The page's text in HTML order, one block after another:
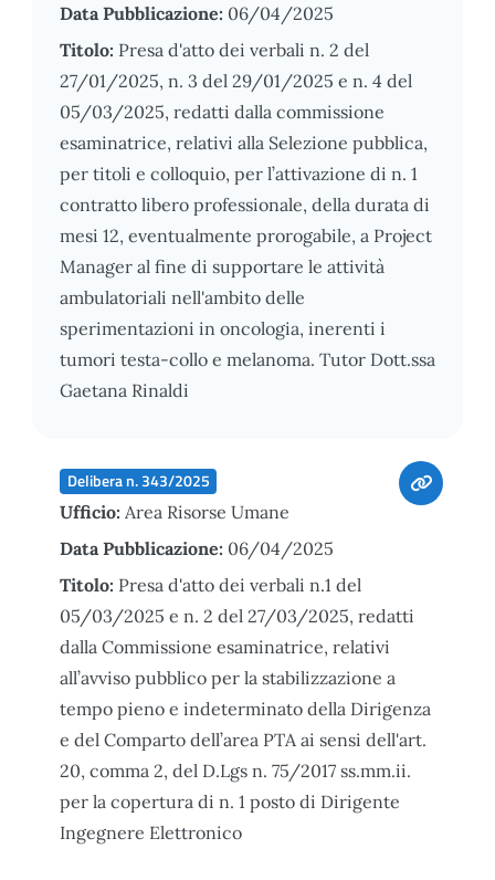
Data Pubblicazione: 06/04/2025
Titolo: Presa d'atto dei verbali n. 2 del
27/01/2025, n. 3 del 29/01/2025 e n. 4 del
05/03/2025, redatti dalla commissione
esaminatrice, relativi alla Selezione pubblica,
per titoli e colloquio, per l’attivazione di n. 1
contratto libero professionale, della durata di
mesi 12, eventualmente prorogabile, a Project
Manager al fine di supportare le attività
ambulatoriali nell'ambito delle
sperimentazioni in oncologia, inerenti i
tumori testa-collo e melanoma. Tutor Dott.ssa
Gaetana Rinaldi
Delibera n. 343/2025
Ufficio: Area Risorse Umane
Data Pubblicazione: 06/04/2025
Titolo: Presa d'atto dei verbali n.1 del
05/03/2025 e n. 2 del 27/03/2025, redatti
dalla Commissione esaminatrice, relativi
all’avviso pubblico per la stabilizzazione a
tempo pieno e indeterminato della Dirigenza
e del Comparto dell’area PTA ai sensi dell'art.
20, comma 2, del D.Lgs n. 75/2017 ss.mm.ii.
per la copertura di n. 1 posto di Dirigente
Ingegnere Elettronico